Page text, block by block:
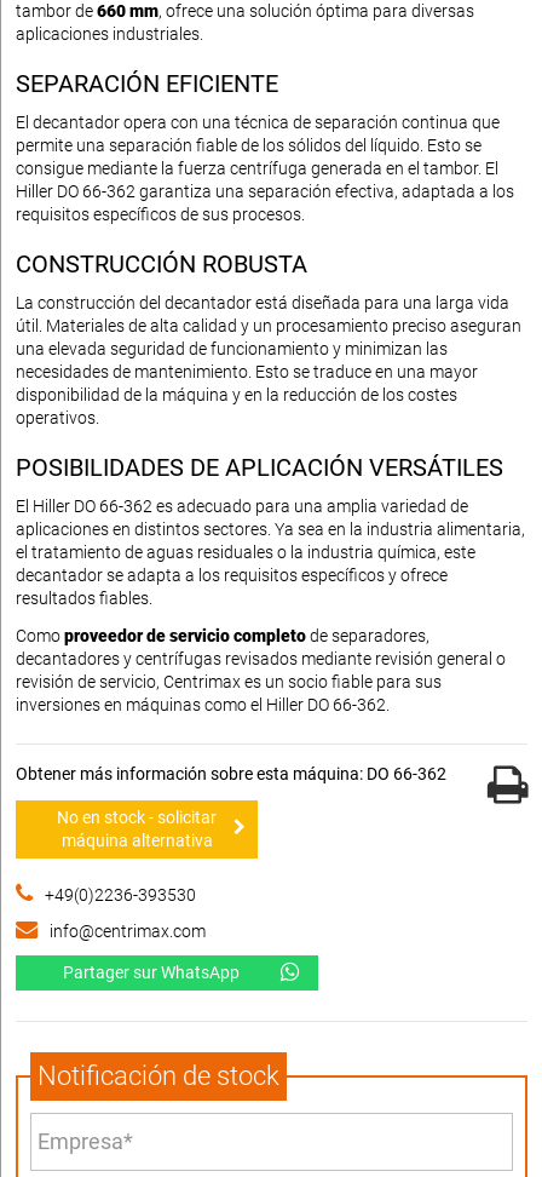
tambor de660 mm, ofrece una solución óptima para diversas
aplicaciones industriales.
SEPARACIÓN EFICIENTE
El decantador opera con una técnica de separación continua que
permite una separación fiable de los sólidos del líquido. Esto se
consigue mediante la fuerza centrífuga generada en el tambor. El
Hiller DO 66-362 garantiza una separación efectiva, adaptada a los
requisitos específicos de sus procesos.
CONSTRUCCIÓN ROBUSTA
La construcción del decantador está diseñada para una larga vida
útil. Materiales de alta calidad y un procesamiento preciso aseguran
una elevada seguridad de funcionamiento y minimizan las
necesidades de mantenimiento. Esto se traduce en una mayor
disponibilidad de la máquina y en la reducción de los costes
operativos.
POSIBILIDADES DE APLICACIÓN VERSÁTILES
El Hiller DO 66-362 es adecuado para una amplia variedad de
aplicaciones en distintos sectores. Ya sea en la industria alimentaria,
el tratamiento de aguas residuales o la industria química, este
decantador se adapta a los requisitos específicos y ofrece
resultados fiables.
Comoproveedor de servicio completode separadores,
decantadores y centrífugas revisados mediante revisión general o
revisión de servicio, Centrimax es un socio fiable para sus
inversiones en máquinas como el Hiller DO 66-362.
Obtener más información sobre esta máquina: DO 66-362
No en stock - solicitar
máquina alternativa
+49(0)2236-393530
info@centrimax.com
Partager sur WhatsApp
Notificación de stock